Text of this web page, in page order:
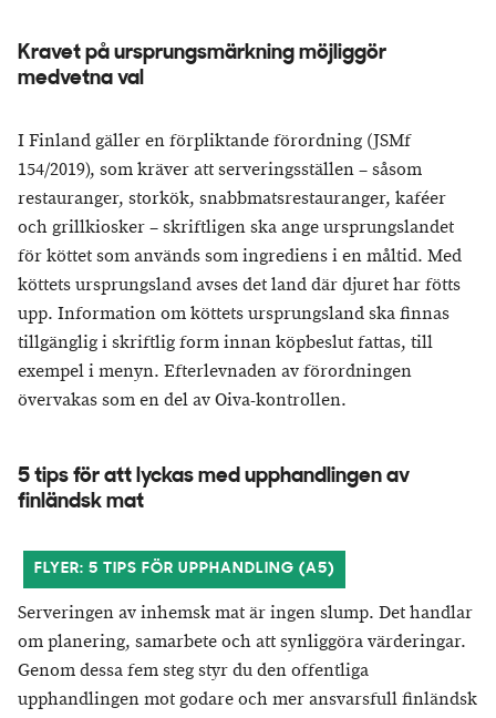
Kravet på ursprungsmärkning möjliggör
medvetna val
I Finland gäller en förpliktande förordning (JSMf
154/2019), som kräver att serveringsställen – såsom
restauranger, storkök, snabbmatsrestauranger, kaféer
och grillkiosker – skriftligen ska ange ursprungslandet
för köttet som används som ingrediens i en måltid. Med
köttets ursprungsland avses det land där djuret har fötts
upp. Information om köttets ursprungsland ska finnas
tillgänglig i skriftlig form innan köpbeslut fattas, till
exempel i menyn. Efterlevnaden av förordningen
övervakas som en del av Oiva-kontrollen.
5 tips för att lyckas med upphandlingen av
finländsk mat
FLYER: 5 TIPS FÖR UPPHANDLING (A5)
Serveringen av inhemsk mat är ingen slump. Det handlar
om planering, samarbete och att synliggöra värderingar.
Genom dessa fem steg styr du den offentliga
upphandlingen mot godare och mer ansvarsfull finländsk